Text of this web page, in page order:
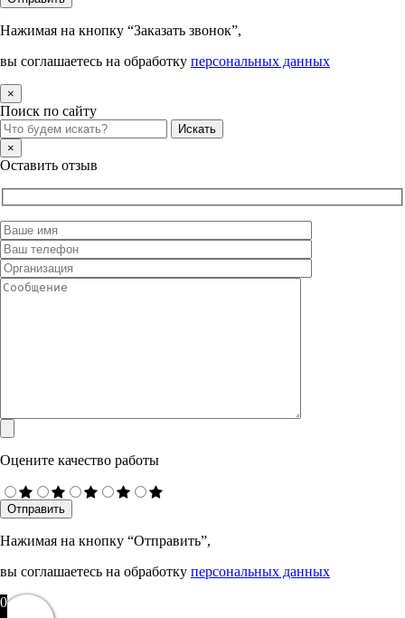
Нажимая на кнопку “Заказать звонок”,
вы соглашаетесь на обработку персональных данных
×
Поиск по сайту
×
Оставить отзыв
Оцените качество работы
Нажимая на кнопку “Отправить”,
вы соглашаетесь на обработку персональных данных
0